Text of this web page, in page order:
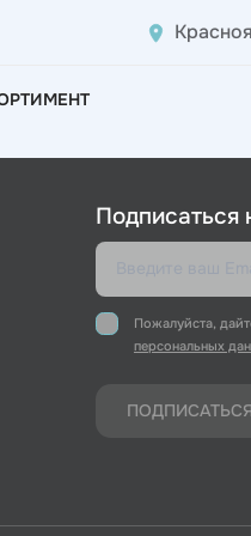
Подписаться
Пожалуйста,
персональных
ПОДПИСАТЬСЯ